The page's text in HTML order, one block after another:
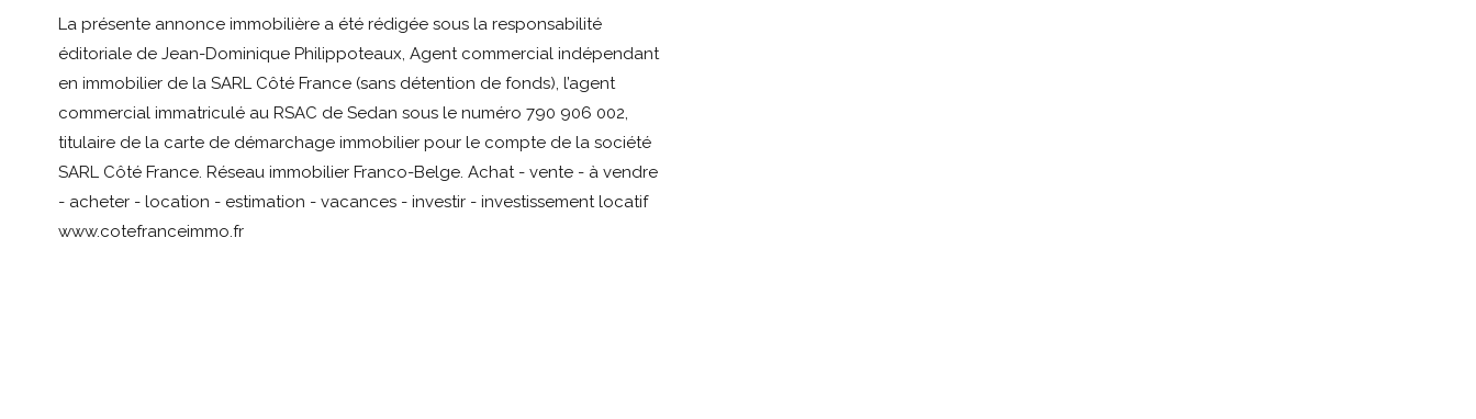
La présente annonce immobilière a été rédigée sous la responsabilité
éditoriale de Jean-Dominique Philippoteaux, Agent commercial indépendant
en immobilier de la SARL Côté France (sans détention de fonds), l’agent
commercial immatriculé au RSAC de Sedan sous le numéro 790 906 002,
titulaire de la carte de démarchage immobilier pour le compte de la société
SARL Côté France. Réseau immobilier Franco-Belge. Achat - vente - à vendre
- acheter - location - estimation - vacances - investir - investissement locatif
www.cotefranceimmo.fr